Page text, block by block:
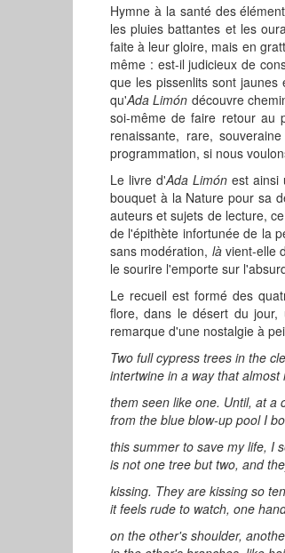
Hymne à la santé des
les pluies battantes et les
faite à leur gloire, mais en
même : est-il judicieux de
que les pissenlits sont jaunes
qu'Ada Limón découvre
soi-même de faire retour au
renaissante, rare,
programmation, si nous
Le livre d'Ada Limón est ainsi
bouquet à la Nature pour sa
auteurs et sujets de lecture,
de l'épithète infortunée de la
sans modération, là vient-elle
le sourire l'emporte sur
Le recueil est formé des
flore, dans le désert du
remarque d'une nostalgie à
Two full cypress trees in the
intertwine in a way that almost
them seen like one. Until, at a
from the blue blow-up pool I
this summer to save my life, I
is not one tree but two, and
kissing. They are kissing so
it feels rude to watch, one
on the other's shoulder,